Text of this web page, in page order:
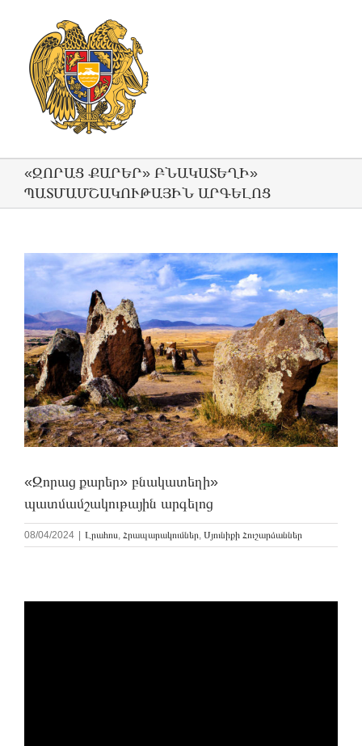
«ԶՈՐԱՑ ՔԱՐԵՐ» ԲՆԱԿԱՏԵՂԻ»
ՊԱՏՄԱՄՇԱԿՈՒԹԱՅԻՆ ԱՐԳԵԼՈՑ
View
«Զորաց քարեր» բնակատեղի»
պատմամշակութային արգելոց
08/04/2024 Լրահոս, Հրապարակումներ, Սյունիքի Հուշարձաններ